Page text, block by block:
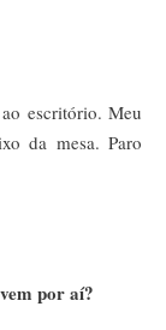
escritório. Meu
da mesa. Paro
por aí?